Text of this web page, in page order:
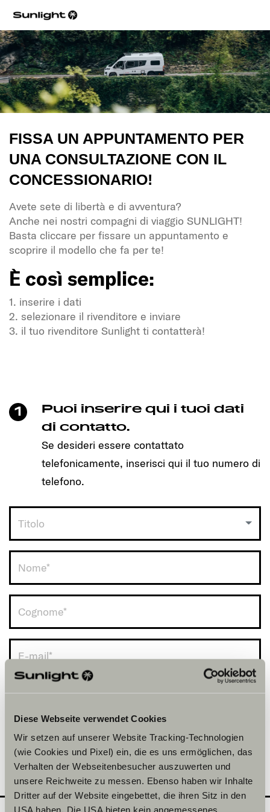
Diese Webseite verwendet Cookies
Wir setzen auf unserer Website Tracking-Technologien
(wie Cookies und Pixel) ein, die es uns ermöglichen, das
Verhalten der Webseitenbesucher auszuwerten und
unsere Reichweite zu messen. Ebenso haben wir Inhalte
Dritter auf der Website eingebettet, die ihren Sitz in den
USA haben. Die USA bieten kein angemessenes
FISSA UN APPUNTAMENTO PER
UNA CONSULTAZIONE CON IL
CONCESSIONARIO!
Avete sete di libertà e di avventura?
Anche nei nostri compagni di viaggio SUNLIGHT!
Basta cliccare per fissare un appuntamento e
scoprire il modello che fa per te!
È così semplice:
1. inserire i dati
2. selezionare il rivenditore e inviare
3. il tuo rivenditore Sunlight ti contatterà!
È così semplice:
1. inserire i dati
2. selezionare il rivenditore e inviare
3. il tuo rivenditore Sunlight ti contatterà!
1
Puoi inserire qui i tuoi dati
di contatto.
Se desideri essere contattato
telefonicamente, inserisci qui il tuo numero di
telefono.
Titolo